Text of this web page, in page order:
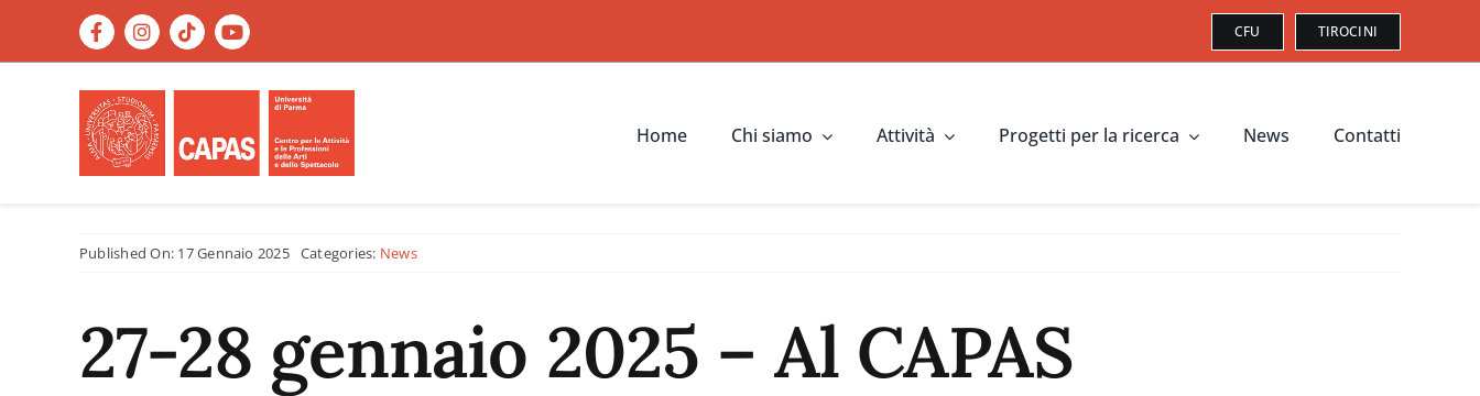
CFU TIROCINI
Home Chi siamo Attività Progetti per la ricerca News Contatti
Published On: 17 Gennaio 2025 Categories: News
27-28 gennaio 2025 – Al CAPAS